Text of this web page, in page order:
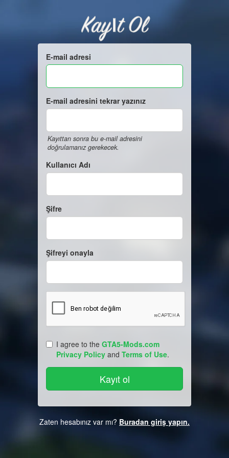
Kayıt Ol
E-mail adresi
E-mail adresini tekrar yazınız
Kayıttan sonra bu e-mail adresini
doğrulamanız gerekecek.
Kullanıcı Adı
Şifre
Şifreyi onayla
I agree to the GTA5-Mods.com
Privacy Policy and Terms of Use.
Zaten hesabınız var mı? Buradan giriş yapın.